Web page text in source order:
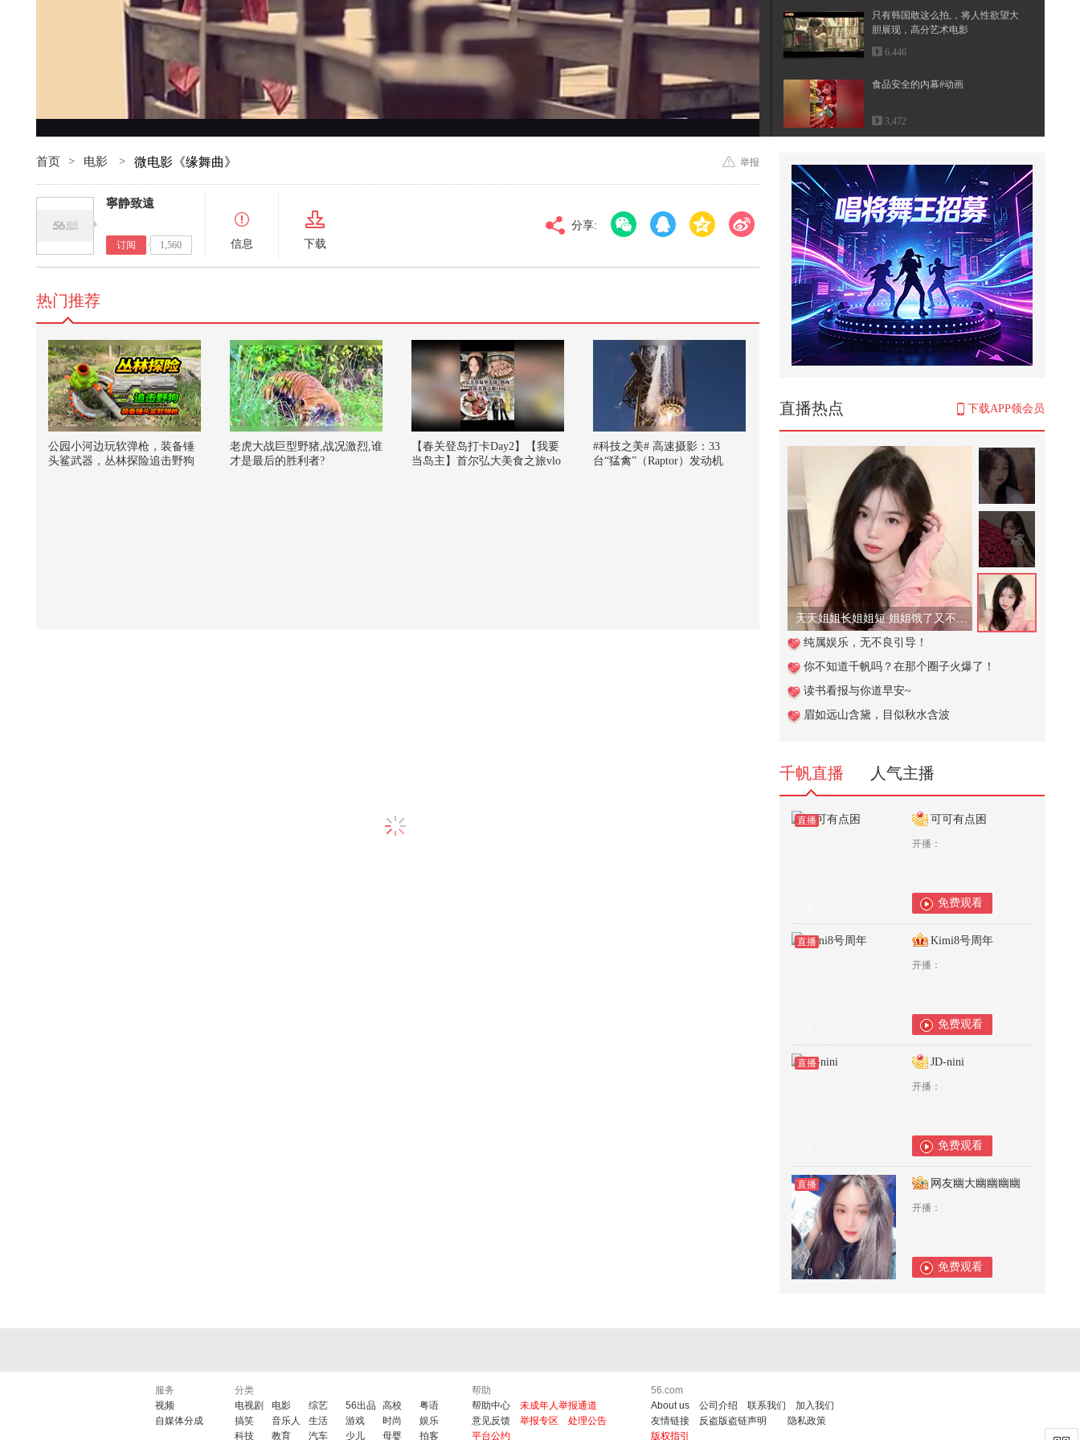
倍速
对比度 100
只有韩国敢这么拍,，将人性欲望大
胆展现，高分艺术电影
6,446
食品安全的内幕#动画
3,472
34,601
老梁：建国初期这种事不少
24,227
来丈母娘家接老婆回家，老婆不回
去，想不到丈母娘这样做，结果老
婆...
127
穿拖鞋闯关，全程脚滑侥幸通关！
【岛国爱情电影 】女上司和男下属
缠绵在一起
8,156
纯银色奥特曼中性笔，赛罗奥特曼
充满光之力，欧布三重形态
2,166
充气城堡老板的夏日小妙招2
2,443
周末怎么能没有小申的看球日记
钢和...
9,355
青蛙闯进狼蛛的家
首页 > 电影 > 微电影《缘舞曲》 举报
寧静致遠
订阅 1,560 信息 下载
分享:
直播热点 下载APP领会员
天天姐姐长姐姐短 姐姐饿了又不管！
纯属娱乐，无不良引导！
你不知道千帆吗？在那个圈子火爆了！
读书看报与你道早安~
眉如远山含黛，目似秋水含波
千帆直播 人气主播
直播 可可有点困
开播：
免费观看
直播 Kimi8号周年
开播：
免费观看
直播 JD-nini
开播：
免费观看
直播
0
网友幽大幽幽幽幽
开播：
免费观看
热门推荐
公园小河边玩软弹枪，装备锤
头鲨武器，丛林探险追击野狗
老虎大战巨型野猪,战况激烈,谁
才是最后的胜利者?
【春关登岛打卡Day2】【我要
当岛主】首尔弘大美食之旅vlo
#科技之美# 高速摄影：33
台“猛禽”（Raptor）发动机
服务
视频
自媒体分成
分类
电视剧
电影 综艺 56出品 高校
粤语
搞笑
音乐人 生活 游戏 时尚
娱乐
科技
教育 汽车 少儿 母婴 拍客
帮助
帮助中心
未成年人举报通道
意见反馈
举报专区
处理公告
平台公约
56.com
About us
公司介绍 联系我们
加入我们
友情链接
反盗版盗链声明
隐私政策
版权指引